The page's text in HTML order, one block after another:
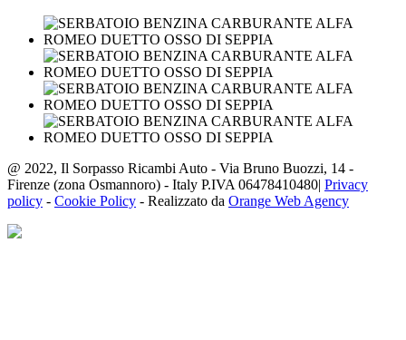
@ 2022, Il Sorpasso Ricambi Auto - Via Bruno Buozzi, 14 -
Firenze (zona Osmannoro) - Italy P.IVA 06478410480|Privacy
policy -Cookie Policy- Realizzato daOrange Web Agency